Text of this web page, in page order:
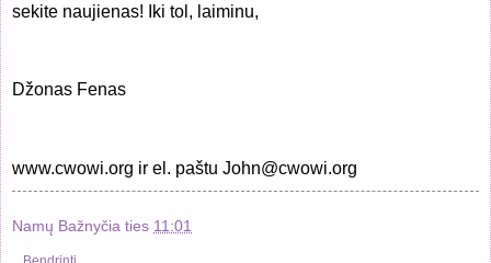
sekite naujienas! Iki tol, laiminu,
Džonas Fenas
www.cwowi.org ir el. paštu John@cwowi.org
Namų Bažnyčia ties 11:01